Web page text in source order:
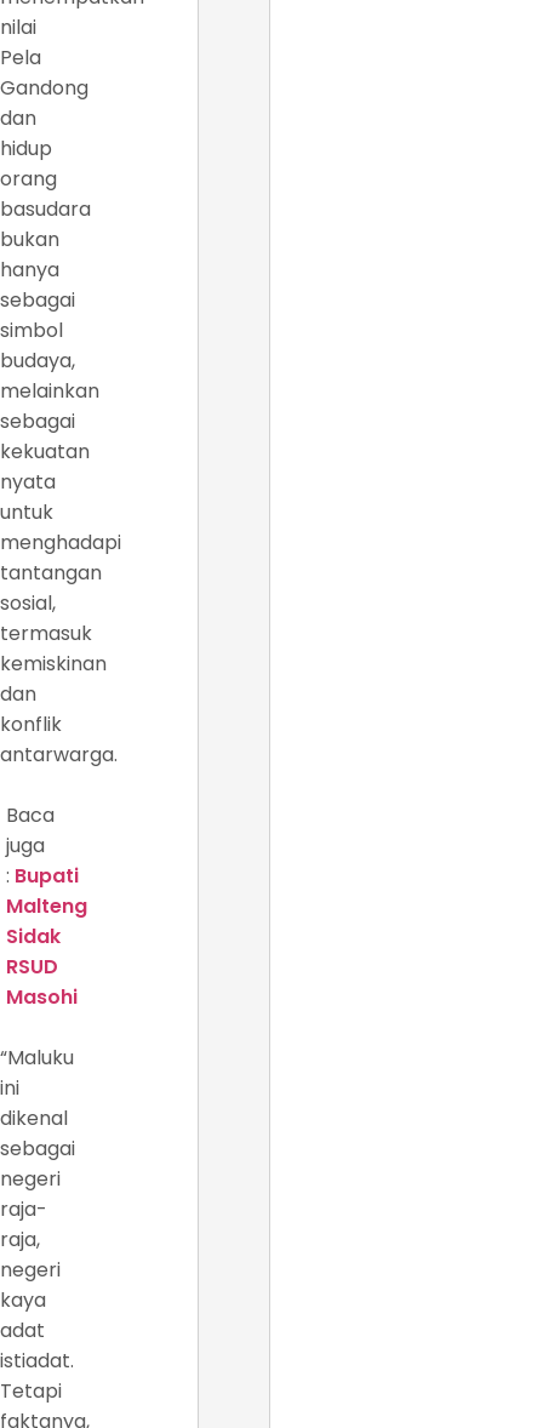
nilai
Pela
Gandong
dan
hidup
orang
basudara
bukan
hanya
sebagai
simbol
budaya,
melainkan
sebagai
kekuatan
nyata
untuk
menghadapi
tantangan
sosial,
termasuk
kemiskinan
dan
konflik
antarwarga.
Baca
juga
: Bupati
Malteng
Sidak
RSUD
Masohi
“Maluku
ini
dikenal
sebagai
negeri
raja-
raja,
negeri
kaya
adat
istiadat.
Tetapi
faktanya,